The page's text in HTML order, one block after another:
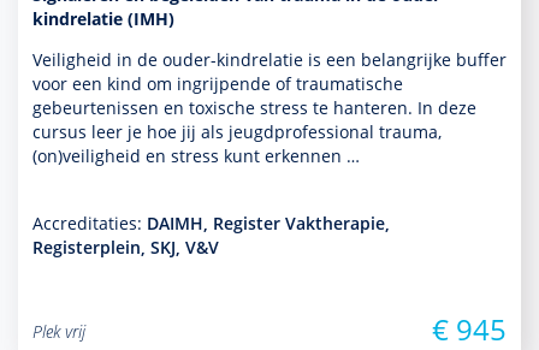
kindrelatie (IMH)
Veiligheid in de ouder-kindrelatie is een belang­rijke buffer
voor een kind om ingrijpende of traumatische
gebeurtenissen en toxische stress te hanteren. In deze
cursus leer je hoe jij als jeugdprofessional trauma,
(on)veiligheid en stress kunt erkennen …
Accreditaties: DAIMH, Register Vaktherapie,
Registerplein, SKJ, V&V
Plek vrij € 945